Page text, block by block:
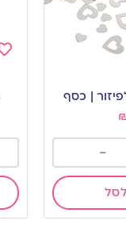
| כסף
-